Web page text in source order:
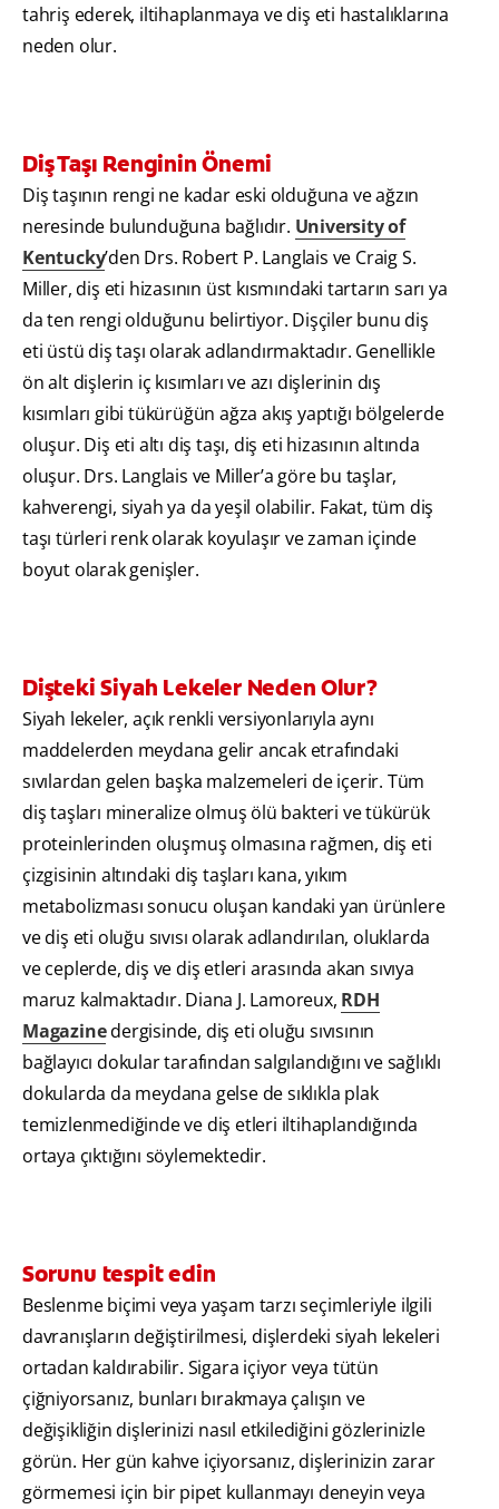
tahriş ederek, iltihaplanmaya ve diş eti hastalıklarına
neden olur.
Diş Taşı Renginin Önemi
Diş taşının rengi ne kadar eski olduğuna ve ağzın
neresinde bulunduğuna bağlıdır. University of
Kentucky’den Drs. Robert P. Langlais ve Craig S.
Miller, diş eti hizasının üst kısmındaki tartarın sarı ya
da ten rengi olduğunu belirtiyor. Dişçiler bunu diş
eti üstü diş taşı olarak adlandırmaktadır. Genellikle
ön alt dişlerin iç kısımları ve azı dişlerinin dış
kısımları gibi tükürüğün ağza akış yaptığı bölgelerde
oluşur. Diş eti altı diş taşı, diş eti hizasının altında
oluşur. Drs. Langlais ve Miller’a göre bu taşlar,
kahverengi, siyah ya da yeşil olabilir. Fakat, tüm diş
taşı türleri renk olarak koyulaşır ve zaman içinde
boyut olarak genişler.
Dişteki Siyah Lekeler Neden Olur?
Siyah lekeler, açık renkli versiyonlarıyla aynı
maddelerden meydana gelir ancak etrafındaki
sıvılardan gelen başka malzemeleri de içerir. Tüm
diş taşları mineralize olmuş ölü bakteri ve tükürük
proteinlerinden oluşmuş olmasına rağmen, diş eti
çizgisinin altındaki diş taşları kana, yıkım
metabolizması sonucu oluşan kandaki yan ürünlere
ve diş eti oluğu sıvısı olarak adlandırılan, oluklarda
ve ceplerde, diş ve diş etleri arasında akan sıvıya
maruz kalmaktadır. Diana J. Lamoreux, RDH
Magazinedergisinde, diş eti oluğu sıvısının
bağlayıcı dokular tarafından salgılandığını ve sağlıklı
dokularda da meydana gelse de sıklıkla plak
temizlenmediğinde ve diş etleri iltihaplandığında
ortaya çıktığını söylemektedir.
Sorunu tespit edin
Beslenme biçimi veya yaşam tarzı seçimleriyle ilgili
davranışların değiştirilmesi, dişlerdeki siyah lekeleri
ortadan kaldırabilir. Sigara içiyor veya tütün
çiğniyorsanız, bunları bırakmaya çalışın ve
değişikliğin dişlerinizi nasıl etkilediğini gözlerinizle
görün. Her gün kahve içiyorsanız, dişlerinizin zarar
görmemesi için bir pipet kullanmayı deneyin veya